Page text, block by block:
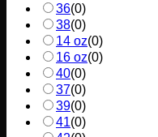
36(0)
38(0)
14 oz(0)
16 oz(0)
40(0)
37(0)
39(0)
41(0)